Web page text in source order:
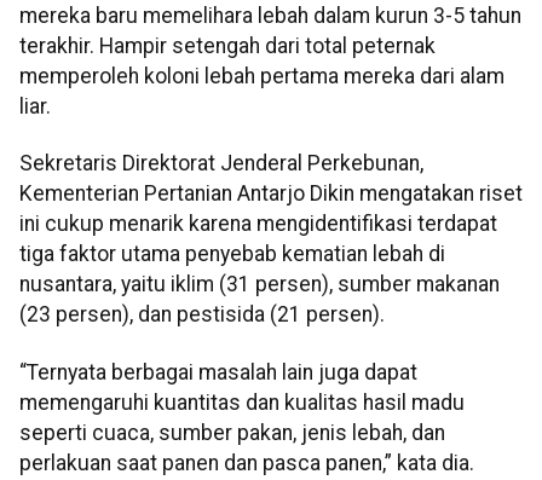
mereka baru memelihara lebah dalam kurun 3-5 tahun
terakhir. Hampir setengah dari total peternak
memperoleh koloni lebah pertama mereka dari alam
liar.
Sekretaris Direktorat Jenderal Perkebunan,
Kementerian Pertanian Antarjo Dikin mengatakan riset
ini cukup menarik karena mengidentifikasi terdapat
tiga faktor utama penyebab kematian lebah di
nusantara, yaitu iklim (31 persen), sumber makanan
(23 persen), dan pestisida (21 persen).
“Ternyata berbagai masalah lain juga dapat
memengaruhi kuantitas dan kualitas hasil madu
seperti cuaca, sumber pakan, jenis lebah, dan
perlakuan saat panen dan pasca panen,” kata dia.